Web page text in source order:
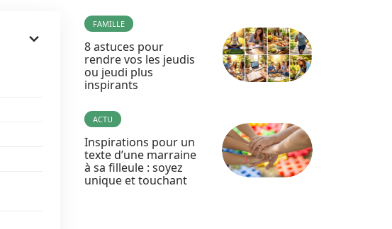
FAMILLE
8 astuces pour
rendre vos les jeudis
ou jeudi plus
inspirants
ACTU
Inspirations pour un
texte d’une marraine
à sa filleule : soyez
unique et touchant